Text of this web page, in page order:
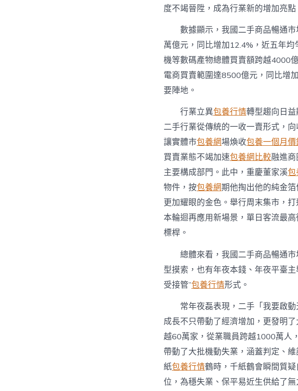
度不竭晉陞，成為行業新的增加亮點
數據顯示，我國二手商品暢通
萬億元，同比增加12.4%，近五年
機等數碼產物總體買賣額跨越4000
電商買賣範圍達8500億元，同比增
要陣地。
行業立異包養行情轉型趨向日益
二手行業從傳統的一收一賣形式，向
讓實體市包養網場煥收包養一個月
買賣業態不竭加速包養網比較融進
主要構成部門。此中，重慶董家溪包
物件，按包養網期他掏出他的純金
更加耀眼的金色。舉行周末集市，
本輪迴再應用新場景，單日客流最
標桿。
總體來看，我國二手商品暢通
型摸索，也有年夜本錢、年夜平臺
受接管”包養行情形式。
常年夜磊表現，二手「我要啟
成長不只帶動了經濟增加，更發明
越60萬家，從業職員跨越1000萬人
帶動了大批機動失業，涵蓋判定、
紙包養行情鶴時，千紙鶴會瞬間質
位，為穩失業、保平易近生供給了無